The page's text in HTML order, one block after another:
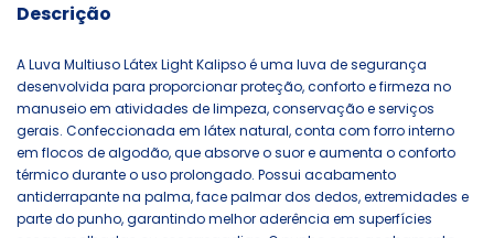
Descrição
A Luva Multiuso Látex Light Kalipso é uma luva de segurança
desenvolvida para proporcionar proteção, conforto e firmeza no
manuseio em atividades de limpeza, conservação e serviços
gerais. Confeccionada em látex natural, conta com forro interno
em flocos de algodão, que absorve o suor e aumenta o conforto
térmico durante o uso prolongado. Possui acabamento
antiderrapante na palma, face palmar dos dedos, extremidades e
parte do punho, garantindo melhor aderência em superfícies